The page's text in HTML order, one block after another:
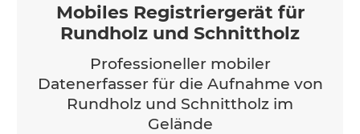
Mobiles Registriergerät für
Rundholz und Schnittholz
Professioneller mobiler
Datenerfasser für die Aufnahme von
Rundholz und Schnittholz im
Gelände